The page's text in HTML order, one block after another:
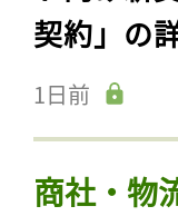
契約」の
1日前
商社・物